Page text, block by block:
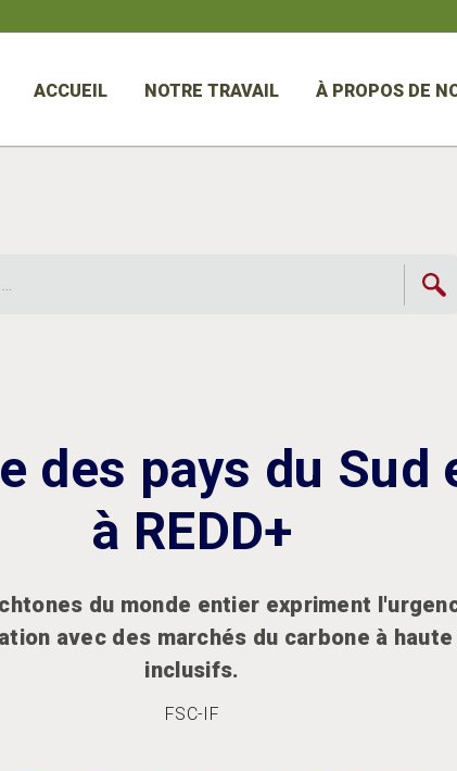
ACCUEIL NOTRE TRAVAIL À PROPOS DE
des pays du Sud
à REDD+
du monde entier expriment
avec des marchés du carbone à
inclusifs.
FSC-IF